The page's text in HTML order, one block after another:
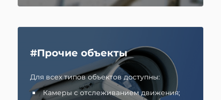
#Прочие объекты
Для всех типов объектов доступны:
Камеры с отслеживанием движения;